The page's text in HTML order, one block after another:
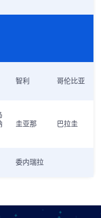
智利 哥伦比亚
圭亚那 巴拉圭
委内瑞拉